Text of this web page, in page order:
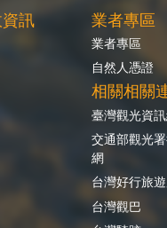
訊 業者專區
業者專區
自然人憑證
相關相關
臺灣觀光資
交通部觀光
網
台灣好行旅
台灣觀巴